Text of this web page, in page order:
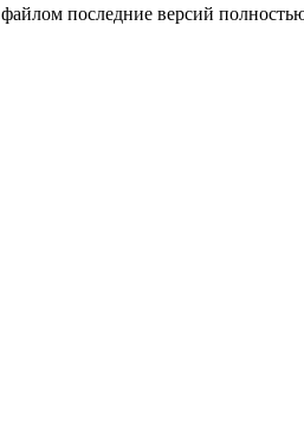
последние версий